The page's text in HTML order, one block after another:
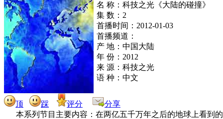
名 称：科技之光《大陆的碰撞》
集 数：2
首播时间：2012-01-03
首播频道：
产 地：中国大陆
年 份：2012
来 源：科技之光
语 种：中文
顶 踩 评分
分享
本系列节目主要内容：在两亿五千万年之后的地球上看到